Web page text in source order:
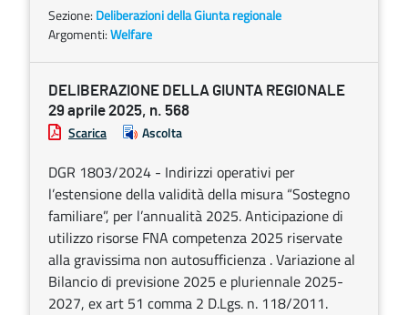
Sezione: Deliberazioni della Giunta regionale
Argomenti:Welfare
DELIBERAZIONE DELLA GIUNTA REGIONALE
29 aprile 2025, n. 568
Scarica Ascolta
DGR 1803/2024 - Indirizzi operativi per
l’estensione della validità della misura “Sostegno
familiare”, per l’annualità 2025. Anticipazione di
utilizzo risorse FNA competenza 2025 riservate
alla gravissima non autosufficienza . Variazione al
Bilancio di previsione 2025 e pluriennale 2025-
2027, ex art 51 comma 2 D.Lgs. n. 118/2011.